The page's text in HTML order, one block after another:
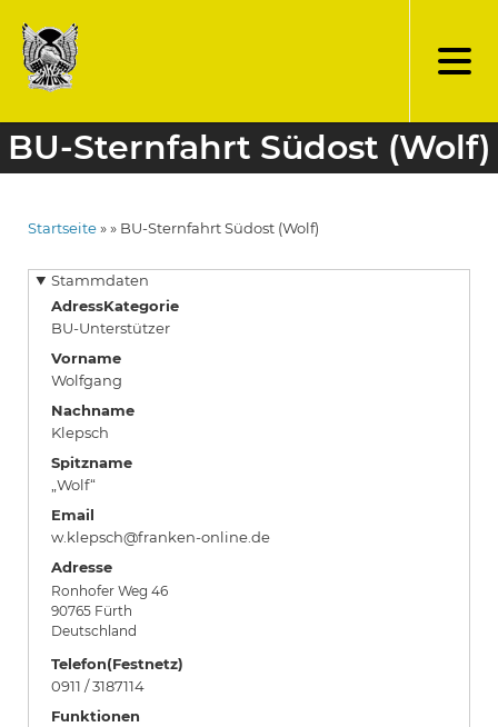
zum
Inhalt
BU-Sternfahrt Südost (Wolf)
Startseite BU-Sternfahrt Südost (Wolf)
Stammdaten
AdressKategorie
BU-Unterstützer
Vorname
Wolfgang
Nachname
Klepsch
Spitzname
„Wolf“
Email
w.klepsch@franken-online.de
Adresse
Ronhofer Weg 46
90765 Fürth
Deutschland
Telefon(Festnetz)
0911 / 3187114
Funktionen